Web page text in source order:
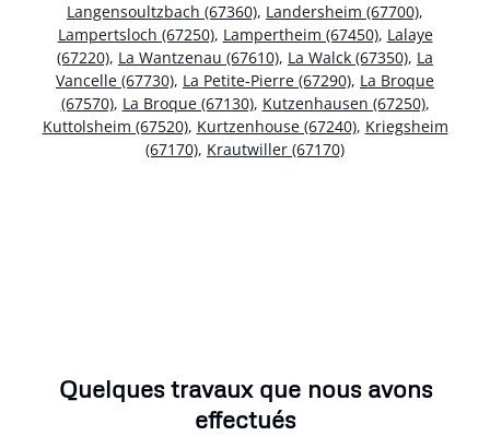
Langensoultzbach (67360), Landersheim (67700),
Lampertsloch (67250), Lampertheim (67450), Lalaye
(67220), La Wantzenau (67610), La Walck (67350), La
Vancelle (67730), La Petite-Pierre (67290), La Broque
(67570), La Broque (67130), Kutzenhausen (67250),
Kuttolsheim (67520), Kurtzenhouse (67240), Kriegsheim
(67170), Krautwiller (67170)
Quelques travaux que nous avons
effectués